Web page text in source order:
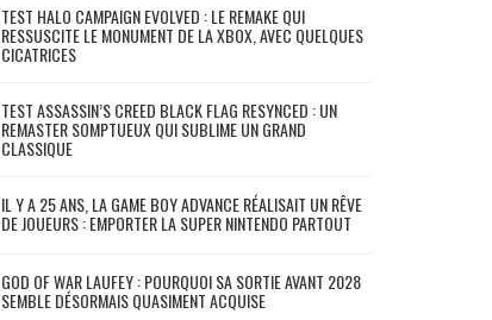
TEST HALO CAMPAIGN EVOLVED : LE REMAKE QUI
RESSUSCITE LE MONUMENT DE LA XBOX, AVEC QUELQUES
CICATRICES
TEST ASSASSIN’S CREED BLACK FLAG RESYNCED : UN
REMASTER SOMPTUEUX QUI SUBLIME UN GRAND
CLASSIQUE
IL Y A 25 ANS, LA GAME BOY ADVANCE RÉALISAIT UN RÊVE
DE JOUEURS : EMPORTER LA SUPER NINTENDO PARTOUT
GOD OF WAR LAUFEY : POURQUOI SA SORTIE AVANT 2028
SEMBLE DÉSORMAIS QUASIMENT ACQUISE